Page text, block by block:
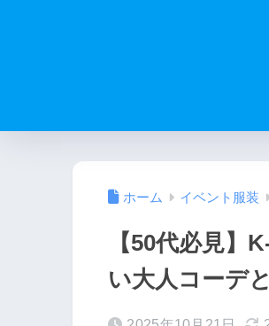
ホーム イベント服装
【50代必見】
い大人コーデ